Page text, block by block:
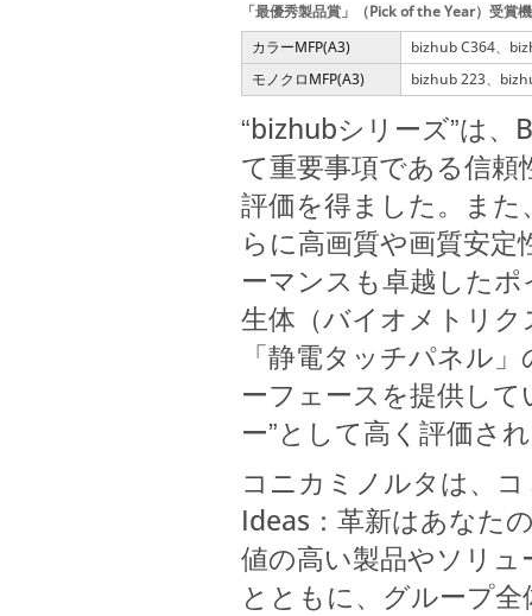
「最優秀製品賞」（Pick of the Year）受賞
カラーMFP(A3)
bizhub C364、
モノクロMFP(A3)
bizhub 223、
“bizhubシリーズ”は、
て重要事項である信頼
評価を得ました。ま
らに高画質や画質安
ーマンスも卓越した
生体（バイオメトリ
「静電タッチパネル
ーフェースを提供し
ー”として高く評価さ
コニカミノルタは、
Ideas：革新はあなた
値の高い製品やソリ
とともに、グループ